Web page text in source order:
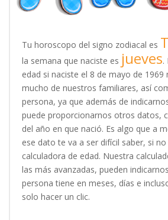
Tu horoscopo del signo zodiacal es
la semana que naciste es jueves.
edad si naciste el 8 de mayo de
mucho de nuestros familiares, así
persona, ya que además de
puede proporcionarnos otros datos,
del año en que nació. Es algo que a
ese dato te va a ser difícil saber, si
calculadora de edad. Nuestra
las más avanzadas, pueden
persona tiene en meses, días e
solo hacer un clic.